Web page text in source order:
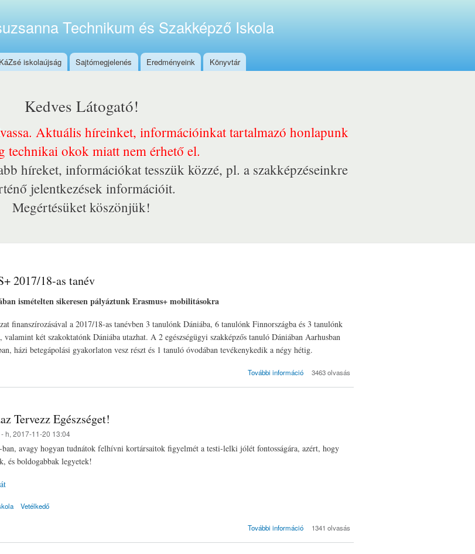
tartalomraTechnikum és Szakképző Iskola
KáZsé iskolaújság Sajtómegjelenés Eredményeink Könyvtár
Kedves Látogató!
Aktuális híreinket, információinkat tartalmazó honlapunk
technikai okok miatt nem érhető el.
híreket, információkat tesszük közzé, pl. a szakképzéseinkre
jelentkezések információit.
Megértésüket köszönjük!
2017/18-as tanév
ismételten sikeresen pályáztunk Erasmus+ mobilitásokra
finanszírozásával a 2017/18-as tanévben 3 tanulónk Dániába, 6 tanulónk Finnországba és 3 tanulónk
valamint két szakoktatónk Dániába utazhat. A 2 egészségügyi szakképzős tanuló Dániában Aarhusban
házi betegápolási gyakorlaton vesz részt és 1 tanuló óvodában tevékenykedik a négy hétig.
További információ
ERASMUS+
tartalommal
3463 olvasás
Tervezz Egészséget!
- h, 2017-11-20 13:04
ban, avagy hogyan tudnátok felhívni kortársaitok figyelmét a testi-lelki jólét fontosságára, azért, hogy
és boldogabbak legyetek!
Vetélkedő
További információ
TEg-ez, azaz
Egészséget!
1341 olvasás